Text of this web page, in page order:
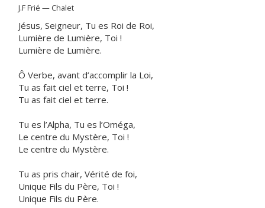
J.F Frié — Chalet
Jésus, Seigneur, Tu es Roi de Roi,
Lumière de Lumière, Toi !
Lumière de Lumière.
Ô Verbe, avant d’accomplir la Loi,
Tu as fait ciel et terre, Toi !
Tu as fait ciel et terre.
Tu es l’Alpha, Tu es l’Oméga,
Le centre du Mystère, Toi !
Le centre du Mystère.
Tu as pris chair, Vérité de foi,
Unique Fils du Père, Toi !
Unique Fils du Père.